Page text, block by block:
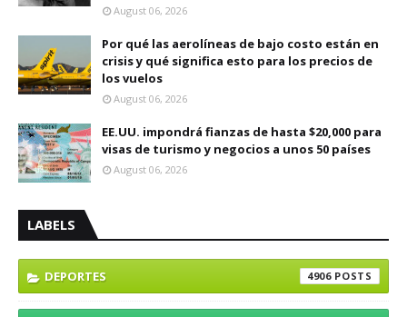
August 06, 2026
Por qué las aerolíneas de bajo costo están en
crisis y qué significa esto para los precios de
los vuelos
August 06, 2026
EE.UU. impondrá fianzas de hasta $20,000 para
visas de turismo y negocios a unos 50 países
August 06, 2026
LABELS
DEPORTES 4906